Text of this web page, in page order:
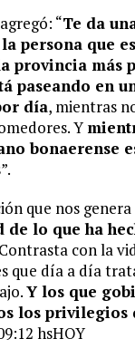
“Te da
persona que
provincia más
paseando en
día, mientras
Y
bonaerense
”.
que nos
de lo que ha
Contrasta con la
que día a día
Y los que
los privilegios
hsHOY